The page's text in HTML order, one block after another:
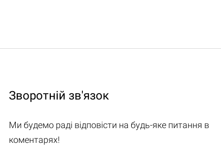
Зворотній зв'язок
Ми будемо раді відповісти на будь-яке питання в
коментарях!